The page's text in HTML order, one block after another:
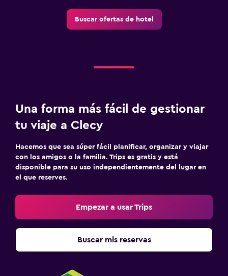
Buscar ofertas de hotel
Una forma más fácil de gestionar
tu viaje a Clecy
Hacemos que sea súper fácil planificar, organizar y viajar
con los amigos o la familia. Trips es gratis y está
disponible para su uso independientemente del lugar en
el que reserves.
Empezar a usar Trips
Buscar mis reservas